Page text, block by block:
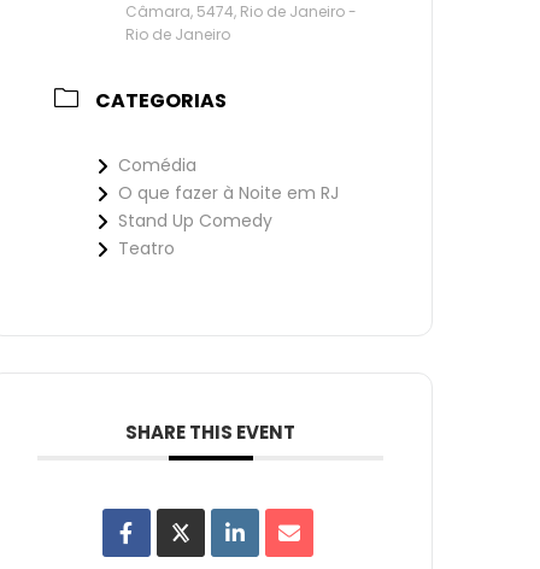
Câmara, 5474, Rio de Janeiro -
Rio de Janeiro
CATEGORIAS
Comédia
O que fazer à Noite em RJ
Stand Up Comedy
Teatro
SHARE THIS EVENT